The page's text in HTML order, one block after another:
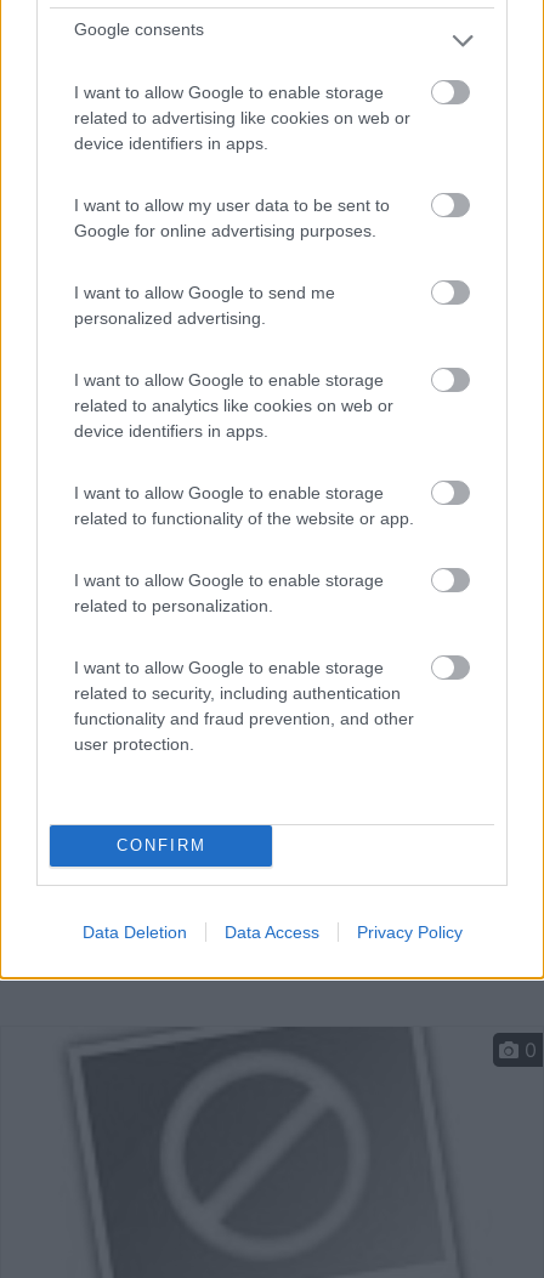
Google consents
I want to allow Google to enable storage
related to advertising like cookies on web or
device identifiers in apps.
I want to allow my user data to be sent to
Google for online advertising purposes.
I want to allow Google to send me
personalized advertising.
I want to allow Google to enable storage
related to analytics like cookies on web or
device identifiers in apps.
I want to allow Google to enable storage
related to functionality of the website or app.
I want to allow Google to enable storage
related to personalization.
I want to allow Google to enable storage
related to security, including authentication
functionality and fraud prevention, and other
user protection.
CONFIRM
Data Deletion Data Access Privacy Policy
Intra (VB) - 13km
Area di sosta (PS)
Parcheggio
Servizi / Posizione
Parcheggio auto, su sterrato, senza servizi.
Via Fabio FIlzi
0